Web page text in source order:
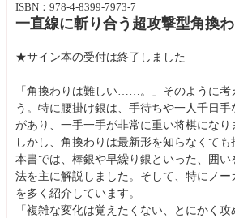
ISBN：978-4-8399-7973-7
一直線に斬り合う超攻撃型角換わ
★サイン本の受付は終了しました
「角換わりは難しい……。」そのように考
う。特に腰掛け銀は、手待ちや一人千日手
があり、一手一手が非常に重い将棋になり
しかし、角換わりは最新形を知らなくても
本書では、棒銀や早繰り銀といった、囲
法を主に解説しました。そして、特にノ
を多く紹介しています。
「複雑な変化は覚えたくない、とにかく